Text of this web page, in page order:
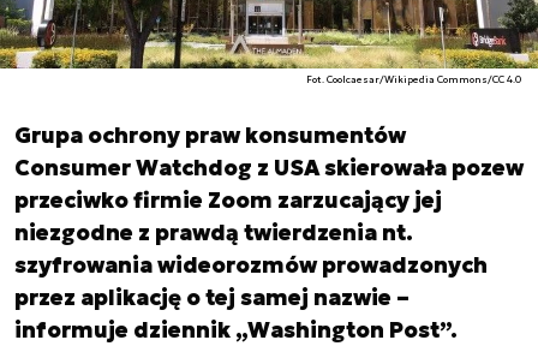
Fot. Coolcaesar/Wikipedia Commons/CC 4.0
Grupa ochrony praw konsumentów
Consumer Watchdog z USA skierowała pozew
przeciwko firmie Zoom zarzucający jej
niezgodne z prawdą twierdzenia nt.
szyfrowania wideorozmów prowadzonych
przez aplikację o tej samej nazwie –
informuje dziennik „Washington Post”.